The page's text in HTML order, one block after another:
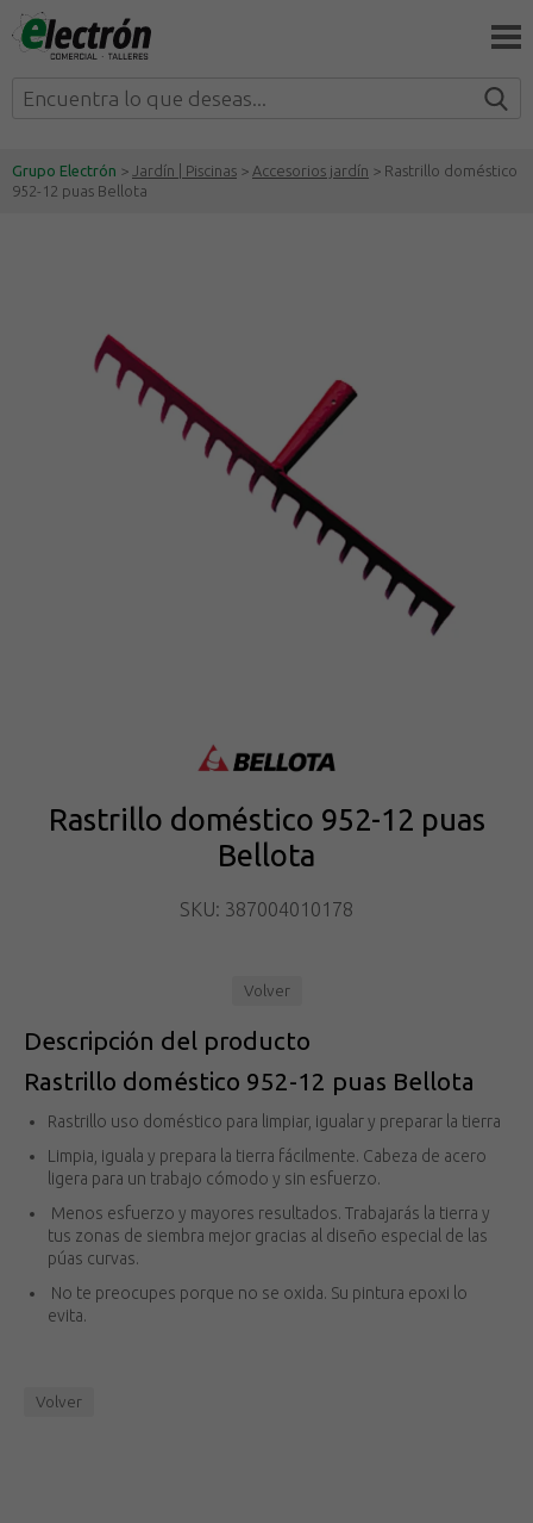
Grupo Electrón > Jardín | Piscinas > Accesorios jardín > Rastrillo doméstico
952-12 puas Bellota
Rastrillo doméstico 952-12 puas
Bellota
SKU: 387004010178
Volver
Descripción del producto
Rastrillo doméstico 952-12 puas Bellota
Rastrillo uso doméstico para limpiar, igualar y preparar la tierra
Limpia, iguala y prepara la tierra fácilmente. Cabeza de acero
ligera para un trabajo cómodo y sin esfuerzo.
Menos esfuerzo y mayores resultados. Trabajarás la tierra y
tus zonas de siembra mejor gracias al diseño especial de las
púas curvas.
No te preocupes porque no se oxida. Su pintura epoxi lo
evita.
Volver